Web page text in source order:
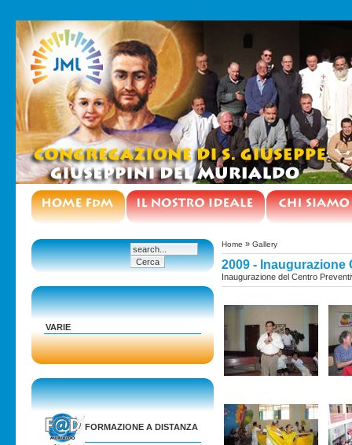
VARIE
FORMAZIONE A DISTANZA
Home » Gallery
2009 -
Inaugurazione del Centro